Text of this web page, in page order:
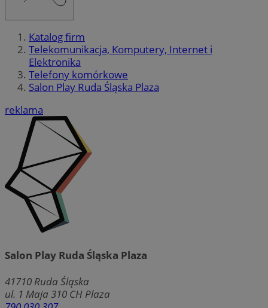
Katalog firm
Telekomunikacja, Komputery, Internet i
Elektronika
Telefony komórkowe
Salon Play Ruda Śląska Plaza
reklama
Salon Play Ruda Śląska Plaza
41710 Ruda Śląska
ul. 1 Maja 310 CH Plaza